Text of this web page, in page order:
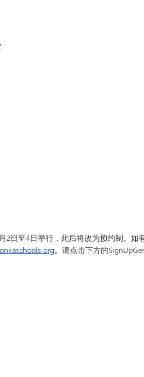
2日至4日举行，此后将改为预约制。如
。请点击下方的